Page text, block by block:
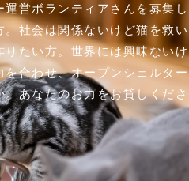
営ボランティアさんを募集し
社会は関係ないけど猫を救い
たい方。世界には興味ないけ
合わせ、オープンシェルター
あなたのお力をお貸しくださ